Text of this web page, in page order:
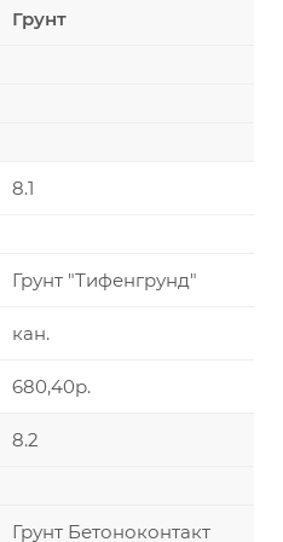
Грунт
8.1
Грунт "Тифенгрунд"
кан.
680,40р.
8.2
Грунт Бетоноконтакт